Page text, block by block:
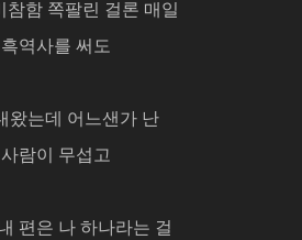
참함 쪽팔린 걸론 매일
흑역사를 써도
왔는데 어느샌가 난
사람이 무섭고
편은 나 하나라는 걸